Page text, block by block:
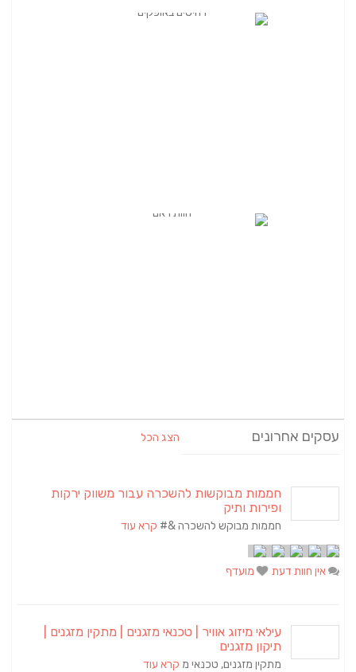
עסקים אחרונים הצג הכל
חממות מבוקשות להשכרה עבור משווק ירקות
ופירות ותיק
חממות מבוקש להשכרה &# קרא עוד
אין חוות דעת מועדף
עילאי מיזוג אוויר | טכנאי מזגנים | מתקין מזגנים |
תיקון מזגנים
מתקין מזגנים, טכנאי מ קרא עוד